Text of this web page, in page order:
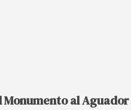
Monumento al Aguador